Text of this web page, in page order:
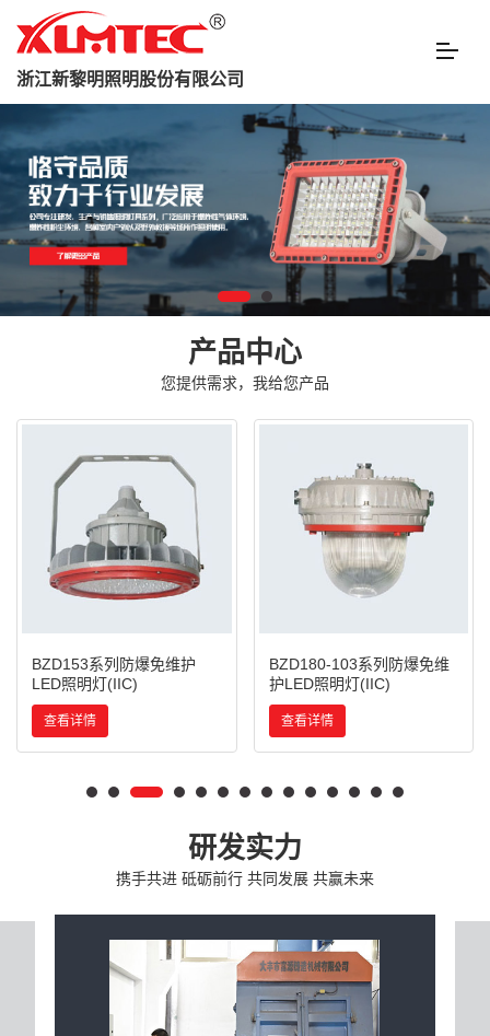
浙江新黎明照明股份有限公司
产品中心
您提供需求，我给您产品
BZD153系列防爆免维护
LED照明灯(IIC)
查看详情
BZD180-103系列防爆免维
护LED照明灯(IIC)
查看详情
研发实力
携手共进 砥砺前行 共同发展 共赢未来